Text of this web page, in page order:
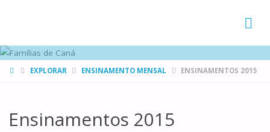
HOMEEXPLORAR ENSINAMENTO MENSAL ENSINAMENTOS 2015
Ensinamentos 2015